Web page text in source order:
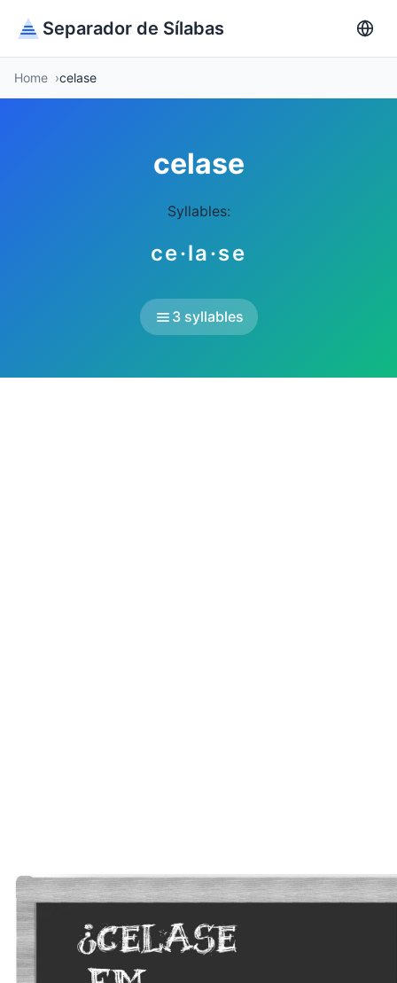
Separador de Sílabas
Home celase
celase
Syllables:
ce·la·se
3 syllables